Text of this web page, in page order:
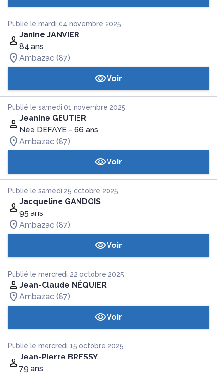
Publié le mardi 04 novembre 2025
Janine JANVIER
84 ans
Ambazac (87)
Voir
Publié le samedi 01 novembre 2025
Jeanine GEUTIER
Née DEFAYE - 66 ans
Ambazac (87)
Voir
Publié le samedi 25 octobre 2025
Jacqueline GANDOIS
95 ans
Ambazac (87)
Voir
Publié le mercredi 22 octobre 2025
Jean-Claude NÉQUIER
Ambazac (87)
Voir
Publié le mercredi 15 octobre 2025
Jean-Pierre BRESSY
79 ans